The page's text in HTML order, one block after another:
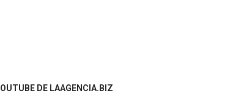
DE LAAGENCIA.BIZ